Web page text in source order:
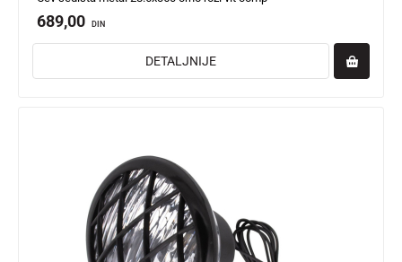
689,00 DIN
DETALJNIJE